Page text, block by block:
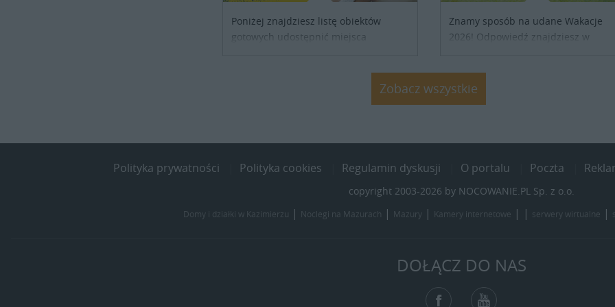
Poniżej znajdziesz listę obiektów
gotowych udostępnić miejsca
kraju. Skontaktuj się z właścicielem
Znamy sposób na udane Wakacje
2026! Odpowiedź znajdziesz w
atrakcyjne noclegi czekają...
Zobacz wszystkie
Polityka prywatności Polityka cookies Regulamin dyskusji O portalu Poczta
copyright 2003-2026 by NOCOWANIE.PL Sp. z o.o.
Domy i działki w Kazimierzu | Noclegi na Mazurach | Mazury | Kamery internetowe | | serwery wirtualne |
DOŁĄCZ DO NAS
Facebook